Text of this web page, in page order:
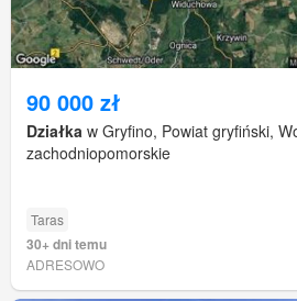
90 000 zł
Działka w Gryfino, Powiat gryfiński,
zachodniopomorskie
Taras
30+ dni temu
ADRESOWO